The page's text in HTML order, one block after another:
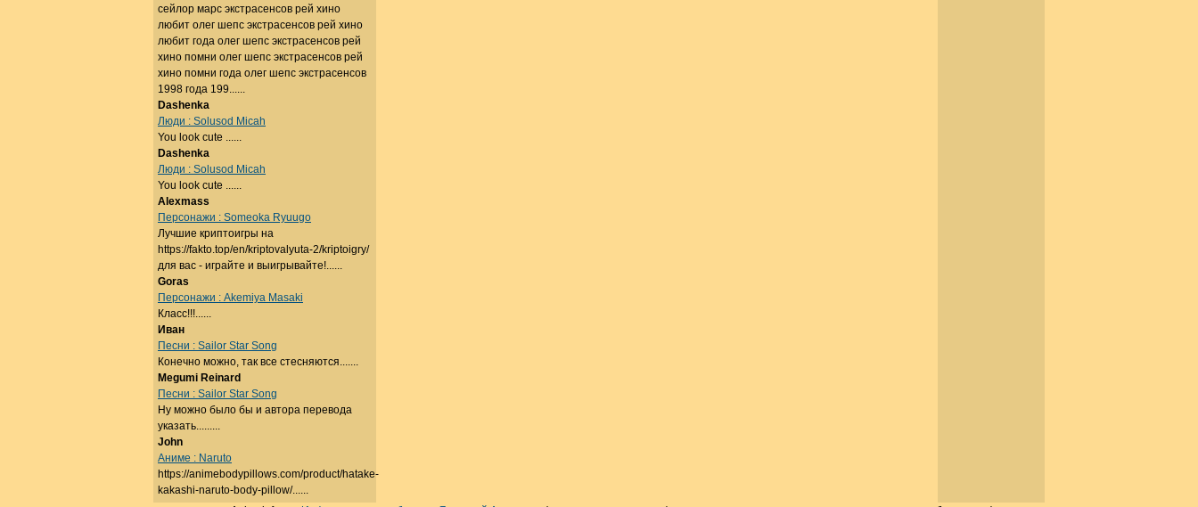
сейлор марс экстрасенсов рей хино
любит олег шепс экстрасенсов рей хино
любит года олег шепс экстрасенсов рей
хино помни олег шепс экстрасенсов рей
хино помни года олег шепс экстрасенсов
1998 года 199......
Dashenka
Люди : Solusod Micah
You look cute ......
Dashenka
Люди : Solusod Micah
You look cute ......
Alexmass
Персонажи : Someoka Ryuugo
Лучшие криптоигры на
https://fakto.top/en/kriptovalyuta-2/kriptoigry/
для вас - играйте и выигрывайте!......
Goras
Персонажи : Akemiya Masaki
Класс!!!......
Иван
Песни : Sailor Star Song
Конечно можно, так все стесняются.......
Megumi Reinard
Песни : Sailor Star Song
Ну можно было бы и автора перевода
указать.........
John
Аниме : Naruto
https://animebodypillows.com/product/hatake-
kakashi-naruto-body-pillow/......